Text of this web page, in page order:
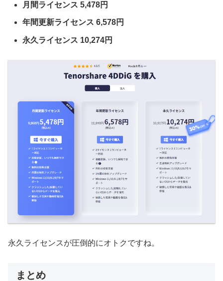
月間ライセンス 5,478円
年間更新ライセンス 6,578円
永久ライセンス 10,274円
永久ライセンスが圧倒的にオトクですね。
まとめ